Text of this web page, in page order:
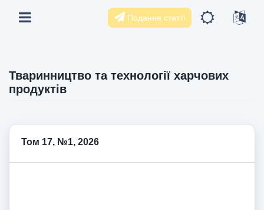
Подання статті
Тваринництво та технології харчових
продуктів
Том 17, №1, 2026